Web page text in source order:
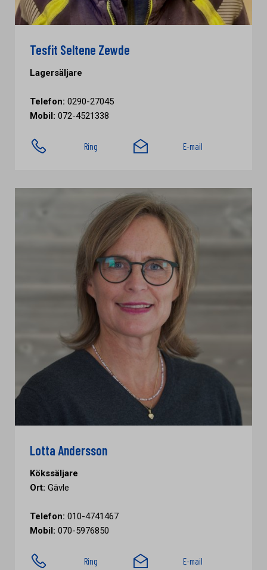
Tesfit Seltene Zewde
Lagersäljare
Telefon: 0290-27045
Mobil: 072-4521338
Ring E-mail
Lotta Andersson
Kökssäljare
Ort: Gävle
Telefon: 010-4741467
Mobil: 070-5976850
Ring E-mail